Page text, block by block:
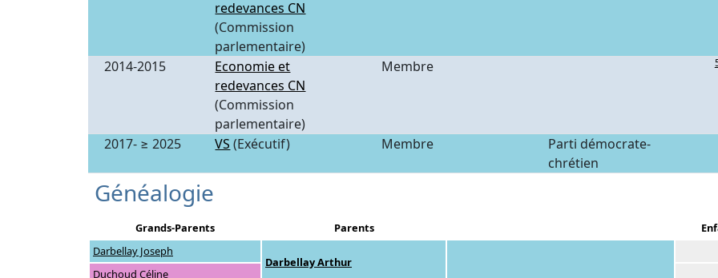
redevances CN
(Commission
parlementaire)
2014-2015
Economie et
redevances CN
(Commission
parlementaire)
Membre
2017- ≥ 2025 VS (Exécutif) Membre
Parti démocrate-
chrétien
Généalogie
Grands-Parents Parents
Darbellay Joseph
Darbellay Arthur
Duchoud Céline